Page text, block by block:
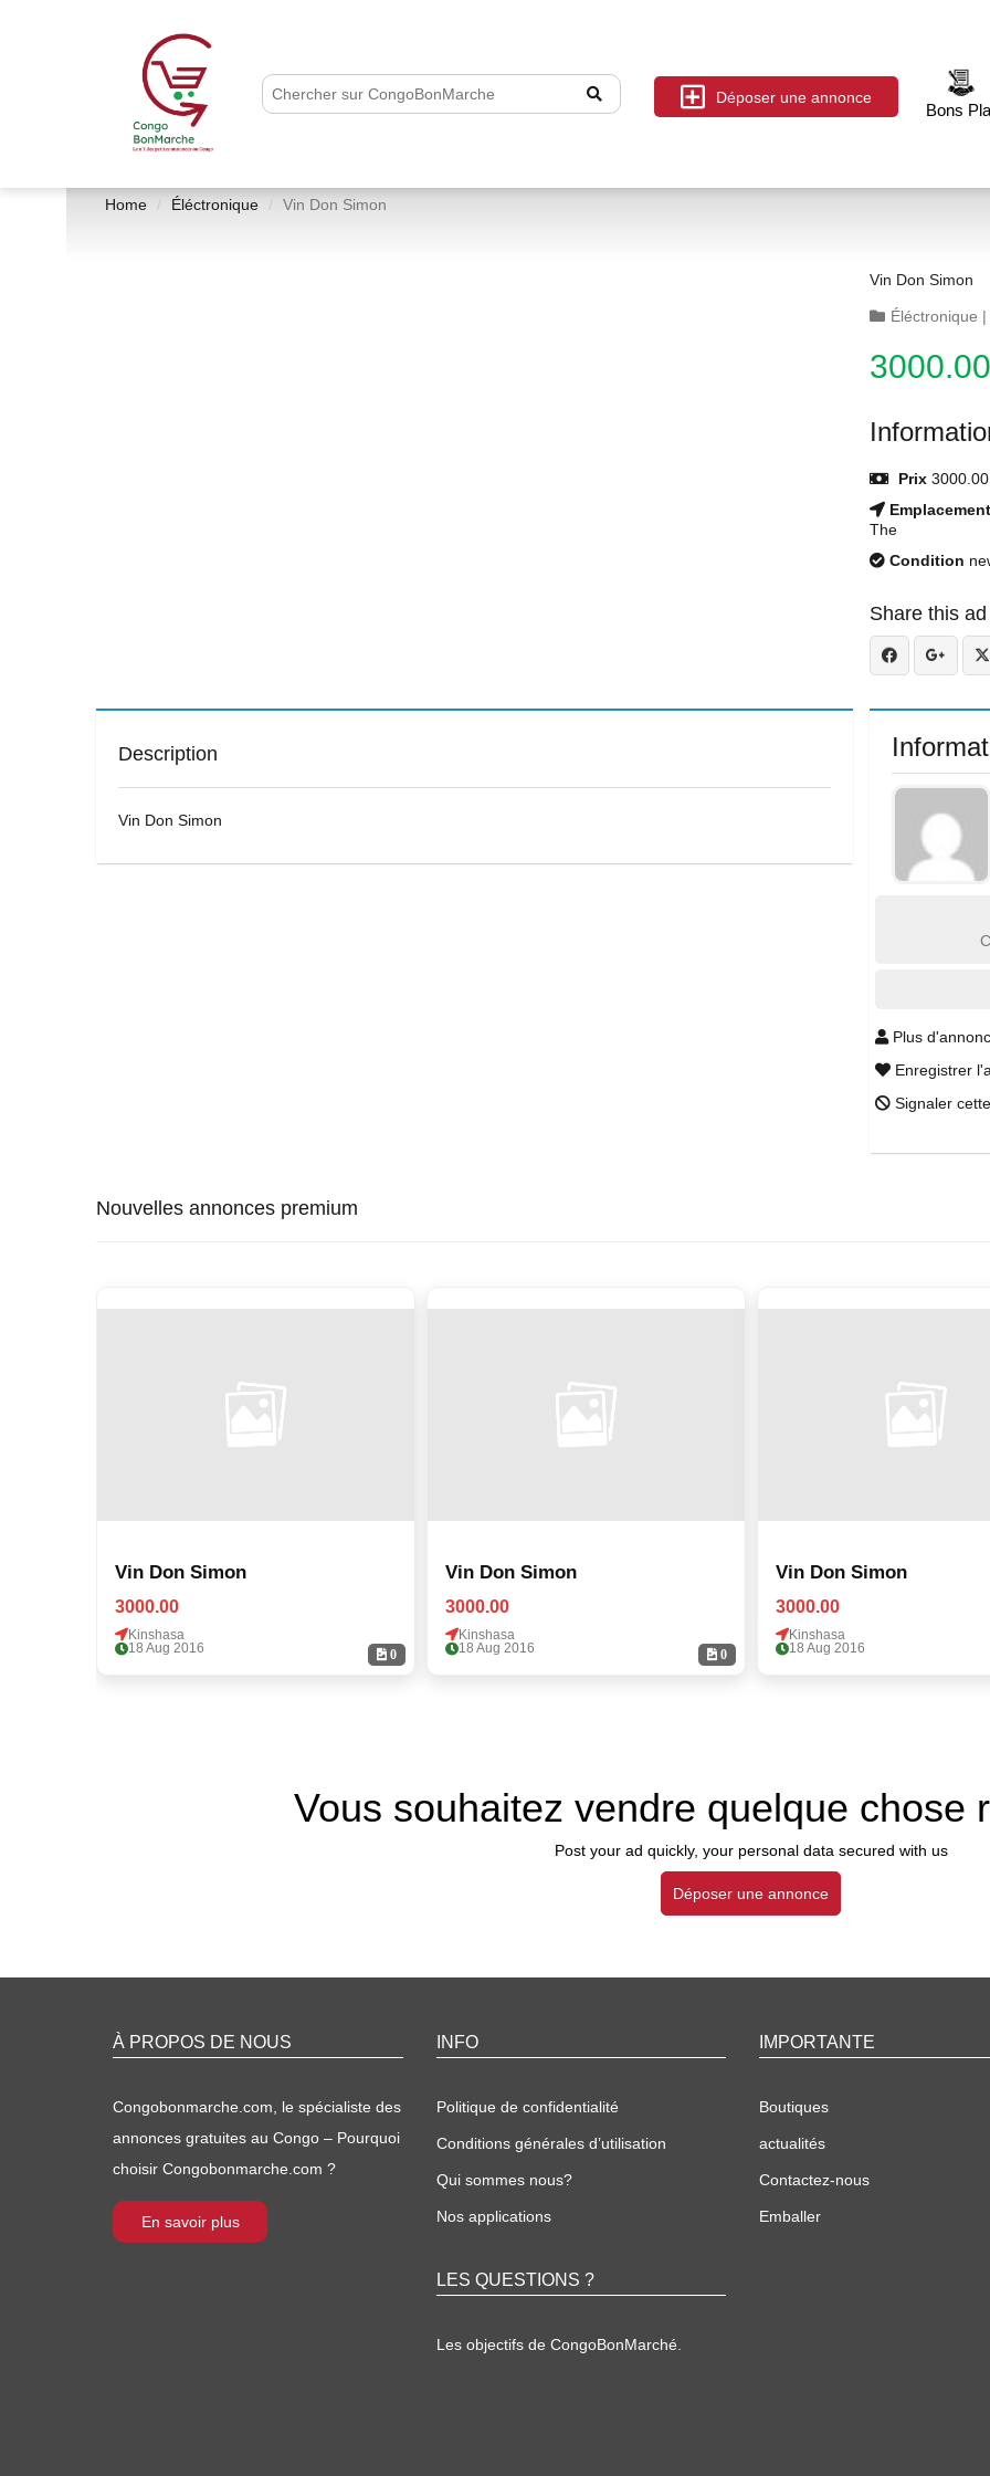
Déposer une annonce
Bons
Home Éléctronique Vin Don Simon
Vin Don Simon
Éléctronique |
3000.00
Prix 3000.00
Emplacement
The
Condition
Share this ad
Description
Vin Don Simon
Plus
Enregistrer
Signaler
Nouvelles annonces premium
0
Vin Don Simon
3000.00
Kinshasa
18 Aug 2016
0
Vin Don Simon
3000.00
Kinshasa
18 Aug 2016
Vin Don Simon
3000.00
Kinshasa
18 Aug 2016
Vous souhaitez vendre quelque chose
Post your ad quickly, your personal data secured with us
Déposer une annonce
À PROPOS DE NOUS
Congobonmarche.com, le spécialiste des
annonces gratuites au Congo – Pourquoi
choisir Congobonmarche.com ?
En savoir plus
INFO
Politique de confidentialité
Conditions générales d’utilisation
Qui sommes nous?
Nos applications
LES QUESTIONS ?
Les objectifs de CongoBonMarché.
IMPORTANTE
Boutiques
actualités
Contactez-nous
Emballer